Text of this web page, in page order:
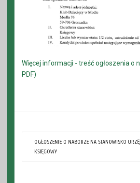
Więcej informacji - treść ogłoszenia o
PDF)
OGŁOSZENIE O NABORZE NA STANOWISKO
KSIĘGOWY